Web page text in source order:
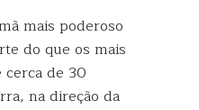
mais poderoso
do que os mais
de 30
na direção da